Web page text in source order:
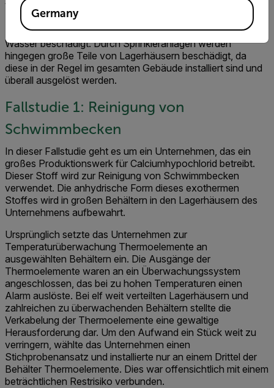
Wärmebildkamera zeigt dann die genaue Stelle des Hot-
Spots an und leitet dessen Abkühlung ein. Mit dieser
Methode wird nur eine geringe Menge an Waren durch
Wasser beschädigt. Durch Sprinkleranlagen werden
hingegen große Teile von Lagerhäusern beschädigt, da
diese in der Regel im gesamten Gebäude installiert sind und
überall ausgelöst werden.
Fallstudie 1: Reinigung von
Schwimmbecken
In dieser Fallstudie geht es um ein Unternehmen, das ein
großes Produktionswerk für Calciumhypochlorid betreibt.
Dieser Stoff wird zur Reinigung von Schwimmbecken
verwendet. Die anhydrische Form dieses exothermen
Stoffes wird in großen Behältern in den Lagerhäusern des
Unternehmens aufbewahrt.
Ursprünglich setzte das Unternehmen zur
Temperaturüberwachung Thermoelemente an
ausgewählten Behältern ein. Die Ausgänge der
Thermoelemente waren an ein Überwachungssystem
angeschlossen, das bei zu hohen Temperaturen einen
Alarm auslöste. Bei elf weit verteilten Lagerhäusern und
zahlreichen zu überwachenden Behältern stellte die
Verkabelung der Thermoelemente eine gewaltige
Herausforderung dar. Um den Aufwand ein Stück weit zu
verringern, wählte das Unternehmen einen
Stichprobenansatz und installierte nur an einem Drittel der
Behälter Thermoelemente. Dies war offensichtlich mit einem
beträchtlichen Restrisiko verbunden.
Germany